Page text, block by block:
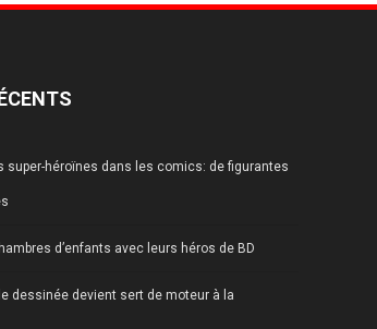
super-héroïnes dans les comics: de figurantes
d’enfants avec leurs héros de BD
dessinée devient sert de moteur à la